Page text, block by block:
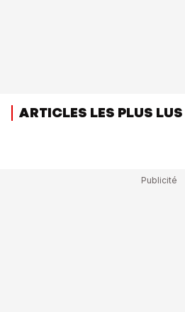
ARTICLES LES PLUS LUS